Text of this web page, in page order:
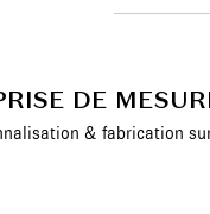
DE
& fabrication